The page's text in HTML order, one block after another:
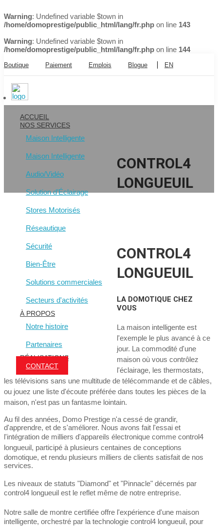
Warning: Undefined variable $town in
/home/domoprestige/public_html/lang/fr.php on line 143
Warning: Undefined variable $town in
/home/domoprestige/public_html/lang/fr.php on line 144
Boutique Paiement Emplois Blogue EN
ACCUEIL
NOS SERVICES
Maison Intelligente
Maison Intelligente
Audio/Vidéo
Solution d’Éclairage
Stores Motorisés
Réseautique
Sécurité
Bien-Être
Solutions commerciales
Secteurs d'activités
À PROPOS
Notre histoire
Partenaires
RÉALISATIONS
CONTACT
CONTROL4
LONGUEUIL
CONTROL4
LONGUEUIL
LA DOMOTIQUE CHEZ
VOUS
La maison intelligente est
l'exemple le plus avancé à ce
jour. La commodité d'une
maison où vous contrôlez
l'éclairage, les thermostats,
les télévisions sans une multitude de télécommande et de câbles,
ou jouez une liste d'écoute préférée dans toutes les pièces de la
maison, n'est pas un fantasme lointain.
Au fil des années, Domo Prestige n'a cessé de grandir,
d'apprendre, et de s'améliorer. Nous avons fait l'essai et
l'intégration de milliers d'appareils électronique comme control4
longueuil, participé à plusieurs centaines de conceptions
domotique, et rendu plusieurs milliers de clients satisfait de nos
services.
Les niveaux de statuts "Diamond" et "Pinnacle" décernés par
control4 longueuil est le reflet même de notre entreprise.
Notre salle de montre certifiée offre l'expérience d'une maison
intelligente, orchestré par la technologie control4 longueuil, pour